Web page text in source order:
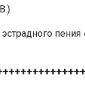
пения